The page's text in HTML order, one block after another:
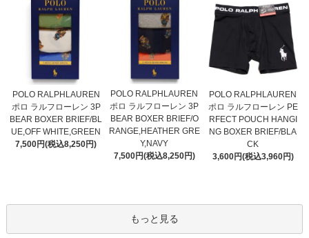
POLO RALPHLAUREN
ポロ ラルフローレン 3P
BEAR BOXER BRIEF/BL
UE,OFF WHITE,GREEN
7,500円(税込8,250円)
POLO RALPHLAUREN
ポロ ラルフローレン 3P
BEAR BOXER BRIEF/O
RANGE,HEATHER GRE
Y,NAVY
7,500円(税込8,250円)
POLO RALPHLAUREN
ポロ ラルフローレン PE
RFECT POUCH HANGI
NG BOXER BRIEF/BLA
CK
3,600円(税込3,960円)
もっと見る